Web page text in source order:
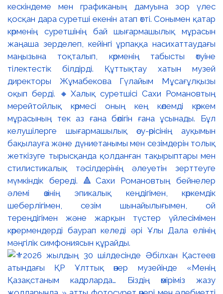
кескіндеме мен графиканың дамуына зор үлес
қосқан дара суретші екенін атап өтті. Сонымен қатар
көрменің суретшінің бай шығармашылық мұрасын
жаңаша зерделеп, кейінгі ұрпаққа насихаттаудағы
маңызына тоқталып, көрменің табысты өтуіне
тілектестік білдірді. Құттықтау хатын музей
директоры Жұмабекова Гүлайым Мұсағұлқызы
оқып берді. 🔸Халық суретшісі Сахи Романовтың
мерейтойлық көрмесі оның кең көлемді көркем
мұрасының тек аз ғана бөлігін ғана ұсынады. Бұл
келушілерге шығармашылық өсу-өрісінің ауқымын
бақылауға және дүниетанымы мен сезімдерін толық
жеткізуге тырысқанда қолданған тақырыптары мен
стилистикалық тәсілдерінің әлеуетін зерттеуге
мүмкіндік береді. 🔺Сахи Романовтың бейнелер
әлемі өзінің эпикалық кеңдігімен, көркемдік
шеберлігімен, сезім шынайылығымен, ой
тереңдігімен және жарқын түстер үйлесімімен
көрермендерді баурап келеді әрі Ұлы Дала елінің
мәңгілік симфониясын құрайды.